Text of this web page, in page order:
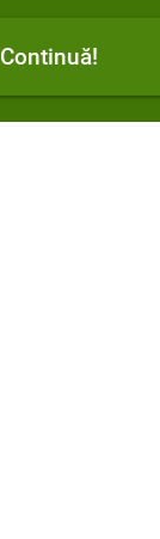
Continuă!